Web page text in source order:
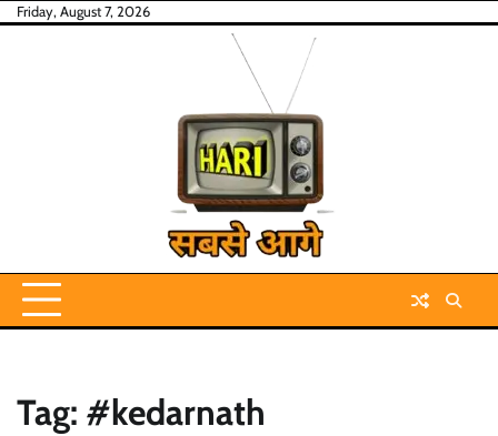
SkipFriday, August 7, 2026
Tag: #kedarnath